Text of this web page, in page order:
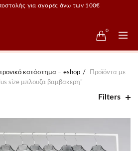
για αγορές άνω των 100€
0
κατάστημα – eshop
Προϊόντα με
size μπλουζα βαμβακερη”
Filters